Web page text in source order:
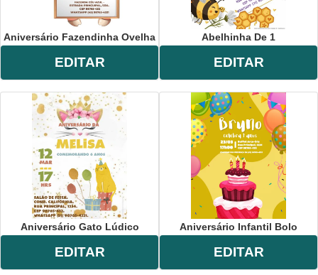
Aniversário Fazendinha Ovelha
EDITAR
Abelhinha De 1
EDITAR
Aniversário Gato Lúdico
EDITAR
Aniversário Infantil Bolo
EDITAR